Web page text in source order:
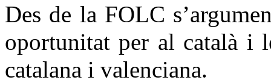
Des de la FOLC
oportunitat per al català i
catalana i valenciana.